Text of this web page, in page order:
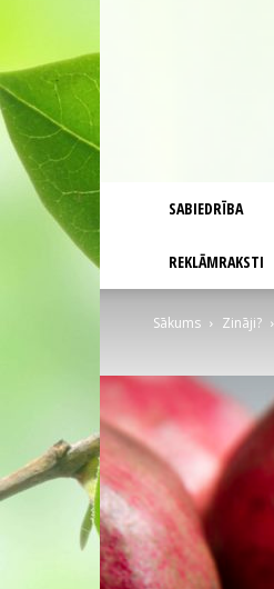
SABIEDRĪBA
REKLĀMRAKSTI
Sākums Zināji?